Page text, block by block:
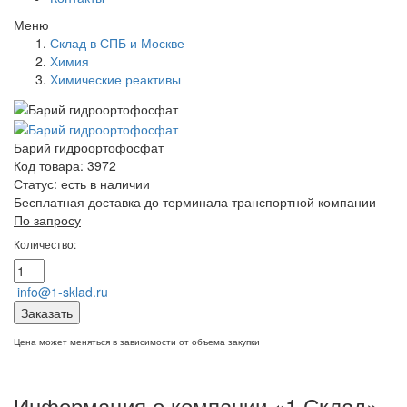
Меню
Склад в СПБ и Москве
Химия
Химические реактивы
Барий гидроортофосфат
Код товара: 3972
Статус: есть в наличии
Бесплатная доставка до терминала транспортной компании
По запросу
Количество:
info@1-sklad.ru
Заказать
Цена может меняться в зависимости от объема закупки